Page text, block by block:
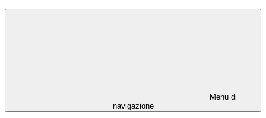
Menu di
navigazione